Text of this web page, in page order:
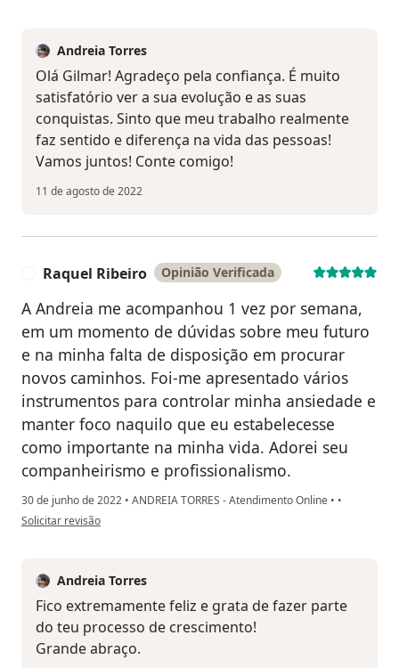
Andreia Torres
Olá Gilmar! Agradeço pela confiança. É muito
satisfatório ver a sua evolução e as suas
conquistas. Sinto que meu trabalho realmente
faz sentido e diferença na vida das pessoas!
Vamos juntos! Conte comigo!
11 de agosto de 2022
Raquel Ribeiro Opinião Verificada
A Andreia me acompanhou 1 vez por semana,
em um momento de dúvidas sobre meu futuro
e na minha falta de disposição em procurar
novos caminhos. Foi-me apresentado vários
instrumentos para controlar minha ansiedade e
manter foco naquilo que eu estabelecesse
como importante na minha vida. Adorei seu
companheirismo e profissionalismo.
30 de junho de 2022 • ANDREIA TORRES - Atendimento Online • •
na opinião do utilizador Raquel Ribeiro
Solicitar revisão
Andreia Torres
Fico extremamente feliz e grata de fazer parte
do teu processo de crescimento!
Grande abraço.